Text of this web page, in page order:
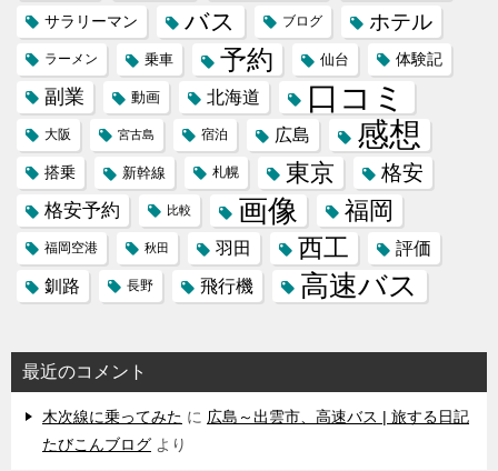
サラリーマン バス ブログ ホテル
ラーメン 乗車 予約 仙台 体験記
副業 動画 北海道 口コミ
大阪 宮古島 宿泊 広島 感想
搭乗 新幹線 札幌 東京 格安
格安予約 比較 画像 福岡
福岡空港 秋田 羽田 西工
評価
釧路
長野 飛行機 高速バス
最近のコメント
木次線に乗ってみた に 広島～出雲市、高速バス | 旅する日記
たびこんブログ より